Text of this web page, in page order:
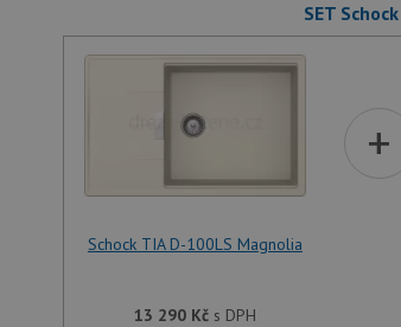
SET
Schock TIA D-100LS Magnolia
13 290 Kčs DPH
+